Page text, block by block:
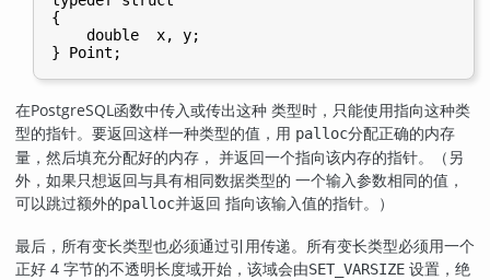
{
    double  x, y;
在PostgreSQL 函数中传入或传出这种 类型时，只能使用指向这种类
型的指针。要返回这样一种类型的值，用 palloc分配正确的内存
量，然后填充分配好的内存， 并返回一个指向该内存的指针。（另
外，如果只想返回与具有相同数据类型的 一个输入参数相同的值，
可以跳过额外的palloc并返回 指向该输入值的指针。）
最后，所有变长类型也必须通过引用传递。所有变长类型必须用一个
正好 4 字节的不透明长度域开始，该域会由SET_VARSIZE 设置，绝